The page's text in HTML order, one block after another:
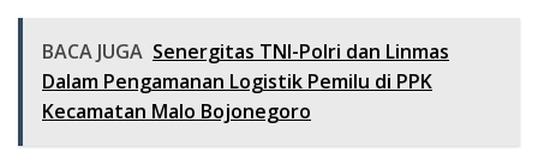
BACA JUGA Senergitas TNI-Polri dan Linmas
Dalam Pengamanan Logistik Pemilu di PPK
Kecamatan Malo Bojonegoro